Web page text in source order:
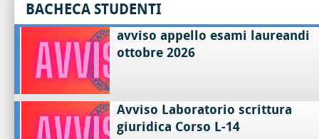
BACHECA STUDENTI
avviso appello esami laureandi
ottobre 2026
Avviso Laboratorio scrittura
giuridica Corso L-14